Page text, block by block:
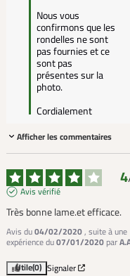
Nous vous
confirmons que les
rondelles ne sont
pas fournies et ce
sont pas
présentes sur la
photo.
Afficher les commentaires
4
Avis vérifié
Très bonne lame.et efficace.
Avis du04/02/2020, suite à une
expérience du07/01/2020 par
Utile(0) Signaler